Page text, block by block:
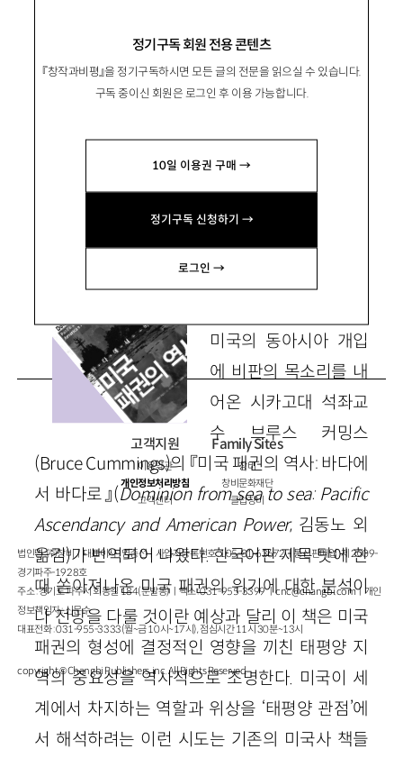
정기구독 회원 전용 콘텐츠
『창작과비평』을 정기구독하시면 모든 글의 전문을 읽으실 수 있습니다.
구독 중이신 회원은 로그인 후 이용 가능합니다.
10일 이용권 구매 →
정기구독 신청하기 →
로그인 →
미국사에서 ‘태평양 관점’이 왜 중요한
가
金仁善
부산대 사학과 강사 skrosa@hanmail.net
미국의 동아시아 개입
에 비판의 목소리를 내
어온 시카고대 석좌교
수 브루스 커밍스
(BruceCummings)의 『미국 패권의 역사: 바다에
서 바다로』(Dominion from sea to sea: Pacific
Ascendancy and American Power, 김동노 외
옮김)가 번역되어 나왔다. 한국어판 제목 탓에 한
때 쏟아져나온 미국 패권의 위기에 대한 분석이
나 전망을 다룰 것이란 예상과 달리 이 책은 미국
패권의 형성에 결정적인 영향을 끼친 태평양 지
역의 중요성을 역사적으로 조명한다. 미국이 세
계에서 차지하는 역할과 위상을 ‘태평양 관점’에
서 해석하려는 이런 시도는 기존의 미국사 책들
고객지원
이용약관
개인정보처리방침
고객센터
Family Sites
창비
창비문화재단
클럽창비
법인명 : ㈜창비ㅣ대표이사 : 염종선ㅣ사업자등록번호 : 105-81-63672ㅣ통신판매업 : 제 2009-
경기파주-1928호
주소 : 경기도 파주시 회동길 184(문발동)ㅣ팩스 : 031-955-3399 ㅣcnc@changbi.comㅣ개인
정보책임자 : 신문수
대표전화 : 031-955-3333(월~금 10시~17시), 점심시간 11시 30분~13시
copyright © Changbi Publishers, inc. All Rights Reserved.